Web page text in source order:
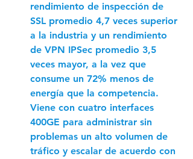
rendimiento de inspección de
SSL promedio 4,7 veces superior
a la industria y un rendimiento
de VPN IPSec promedio 3,5
veces mayor, a la vez que
consume un 72% menos de
energía que la competencia.
Viene con cuatro interfaces
400GE para administrar sin
problemas un alto volumen de
tráfico y escalar de acuerdo con